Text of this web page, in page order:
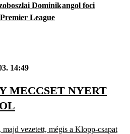
Dominikangol foci
Premier League
14:49
MECCSET NYERT
vezetett, mégis a Klopp-csapat